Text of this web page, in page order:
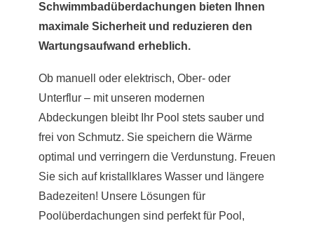
Schwimmbadüberdachungen bieten Ihnen
maximale Sicherheit und reduzieren den
Wartungsaufwand erheblich.
Ob manuell oder elektrisch, Ober- oder
Unterflur – mit unseren modernen
Abdeckungen bleibt Ihr Pool stets sauber und
frei von Schmutz. Sie speichern die Wärme
optimal und verringern die Verdunstung. Freuen
Sie sich auf kristallklares Wasser und längere
Badezeiten! Unsere Lösungen für
Poolüberdachungen sind perfekt für Pool,